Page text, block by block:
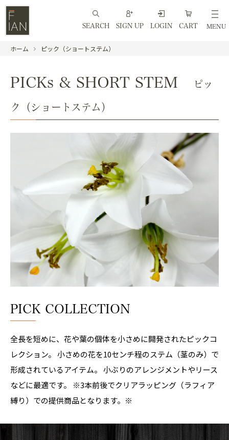
SEARCH SIGN UP LOGIN CART MENU
ホーム ピック（ショートステム）
PICKs & SHORT STEM ピッ
ク（ショートステム）
PICK COLLECTION
全長を短めに、花や葉の個体を小さめに開発されたピックコ
レクション。 小さめの花を10センチ程のステム（茎のみ）で
形成されているアイテム。 小ぶりのアレンジメントやリース
などに最適です。 ※3本前後でクリアラッピング（ラフィア
縛り）での提供商品となります。※